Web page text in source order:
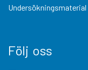
Undersökningsmaterial
Följ oss